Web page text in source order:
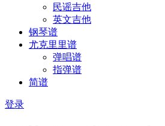
民谣吉他
英文吉他
钢琴谱
尤克里里谱
弹唱谱
指弹谱
简谱
登录